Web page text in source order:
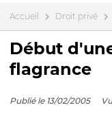
Accueil Droit privé
Début
flagrance
Publié le 13/02/2005